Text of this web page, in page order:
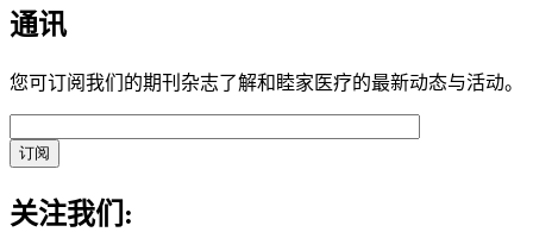
通讯
您可订阅我们的期刊杂志了解和睦家医疗的最新动态与活动。
关注我们: